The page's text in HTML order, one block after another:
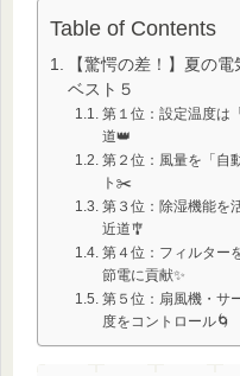
Table of Contents
【驚愕の差！】夏の
ベスト５
第１位：設定温度は
道👑
第２位：風量を「自
ト✂️
第３位：除湿機能を
近道🎐
第４位：フィルター
節電に貢献✨
第５位：扇風機・サ
度をコントロール🌀